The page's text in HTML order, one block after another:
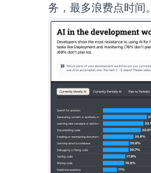
务，最多浪费点时间。